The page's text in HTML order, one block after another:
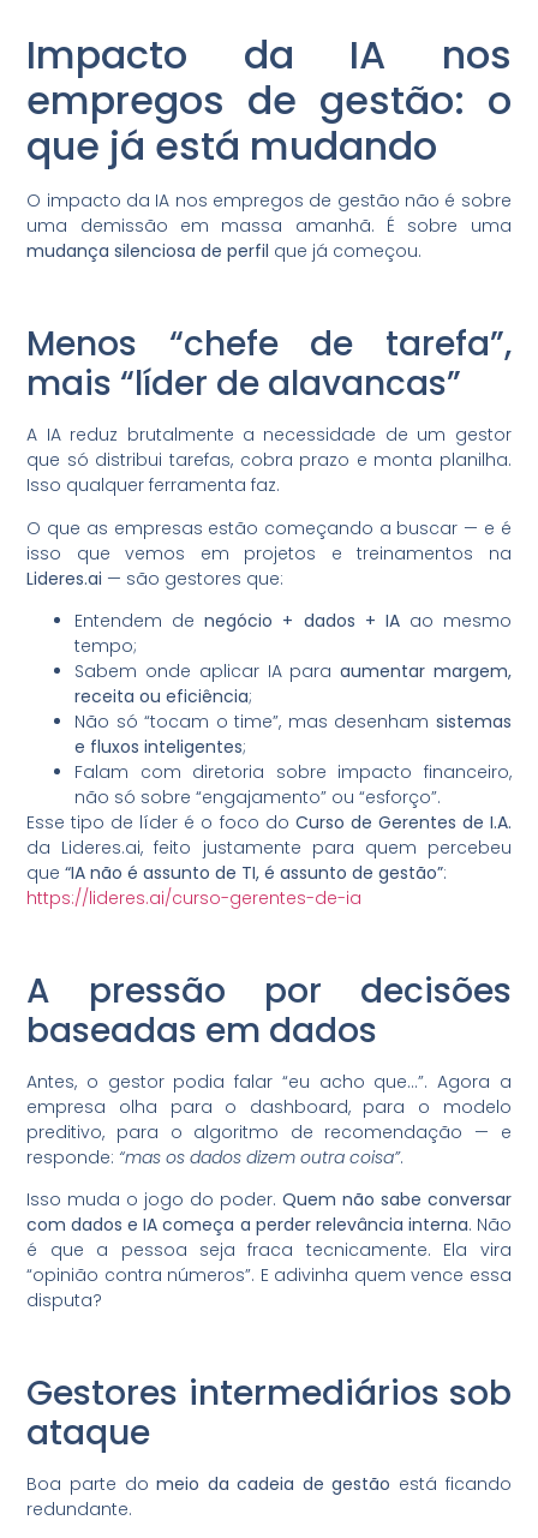
Impacto da IA nos
empregos de gestão: o
que já está mudando
O impacto da IA nos empregos de gestão não é sobre
uma demissão em massa amanhã. É sobre uma
mudança silenciosa de perfil que já começou.
Menos “chefe de tarefa”,
mais “líder de alavancas”
A IA reduz brutalmente a necessidade de um gestor
que só distribui tarefas, cobra prazo e monta planilha.
Isso qualquer ferramenta faz.
O que as empresas estão começando a buscar — e é
isso que vemos em projetos e treinamentos na
Lideres.ai — são gestores que:
Entendem denegócio + dados + IAao mesmo
tempo;
Sabem onde aplicar IA para aumentar margem,
receita ou eficiência;
Não só “tocam o time”, mas desenham sistemas
e fluxos inteligentes;
Falam com diretoria sobre impacto financeiro,
não só sobre “engajamento” ou “esforço”.
Esse tipo de líder é o foco do Curso de Gerentes de I.A.
da Lideres.ai, feito justamente para quem percebeu
que“IA não é assunto de TI, é assunto de gestão”:
https://lideres.ai/curso-gerentes-de-ia
A pressão por decisões
baseadas em dados
Antes, o gestor podia falar “eu acho que…”. Agora a
empresa olha para o dashboard, para o modelo
preditivo, para o algoritmo de recomendação — e
responde: “mas os dados dizem outra coisa”.
Isso muda o jogo do poder. Quem não sabe conversar
com dados e IA começa a perder relevância interna. Não
é que a pessoa seja fraca tecnicamente. Ela vira
“opinião contra números”. E adivinha quem vence essa
disputa?
Gestores intermediários sob
ataque
Boa parte domeio da cadeia de gestão está ficando
redundante.